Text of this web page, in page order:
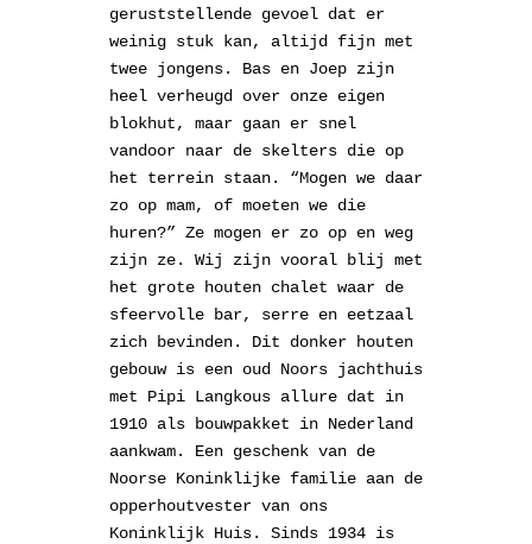
geruststellende gevoel dat er
weinig stuk kan, altijd fijn met
twee jongens. Bas en Joep zijn
heel verheugd over onze eigen
blokhut, maar gaan er snel
vandoor naar de skelters die op
het terrein staan. “Mogen we daar
zo op mam, of moeten we die
huren?” Ze mogen er zo op en weg
zijn ze. Wij zijn vooral blij met
het grote houten chalet waar de
sfeervolle bar, serre en eetzaal
zich bevinden. Dit donker houten
gebouw is een oud Noors jachthuis
met Pipi Langkous allure dat in
1910 als bouwpakket in Nederland
aankwam. Een geschenk van de
Noorse Koninklijke familie aan de
opperhoutvester van ons
Koninklijk Huis. Sinds 1934 is